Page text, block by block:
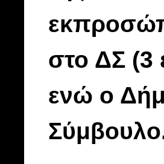
στο ΔΣ (3
ενώ ο